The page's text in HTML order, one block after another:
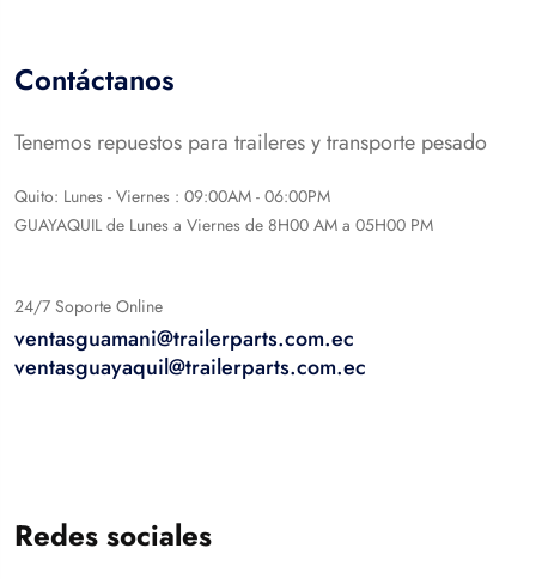
Contáctanos
Tenemos repuestos para traileres y transporte pesado
Quito: Lunes - Viernes : 09:00AM - 06:00PM
GUAYAQUIL de Lunes a Viernes de 8H00 AM a 05H00 PM
24/7 Soporte Online
ventasguamani@trailerparts.com.ec
ventasguayaquil@trailerparts.com.ec
Redes sociales